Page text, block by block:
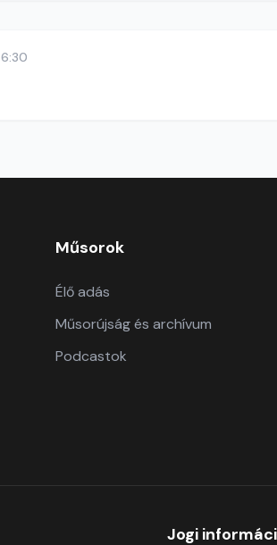
6:30
Műsorok
Élő adás
Műsorújság és archívum
Podcastok
Jogi